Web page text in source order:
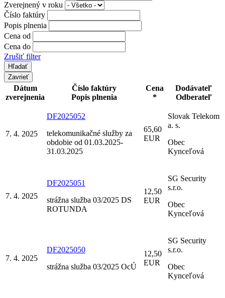
Zverejnený v roku
Číslo faktúry
Popis plnenia
Cena od
Cena do
Zrušiť filter
Zavrieť
Dátum
zverejnenia
Číslo faktúry
Popis plnenia
Cena
*
Dodávateľ
Odberateľ
7. 4. 2025
DF2025052
telekomunikačné služby za
obdobie od 01.03.2025-
31.03.2025
65,60
EUR
Slovak Telekom
a. s.
Obec
Kynceľová
7. 4. 2025
DF2025051
strážna služba 03/2025 DS
ROTUNDA
12,50
EUR
SG Security
s.r.o.
Obec
Kynceľová
7. 4. 2025
DF2025050
strážna služba 03/2025 OcÚ
12,50
EUR
SG Security
s.r.o.
Obec
Kynceľová